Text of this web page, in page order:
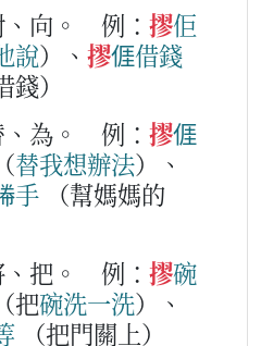
向。 例： 摎佢
說）、 摎𠊎借錢
錢）
為。 例： 摎𠊎
（替我想辦法）、
手
（幫媽媽的
把。 例： 摎碗
把碗洗一洗）、
（把門關上）